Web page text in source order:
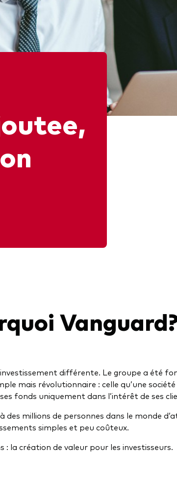
Obligations active
différente. Le groupe a été
mais révolutionnaire : celle qu’une société
fonds uniquement dans l’intérêt de ses
des millions de personnes dans le monde
simples et peu coûteux.
: la création de valeur pour les investisseurs.